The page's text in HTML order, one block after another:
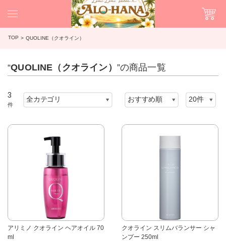
TOP QUOLINE（クオライン）
“QUOLINE（クオライン） ”の商品一覧
3
件
アリミノ クオライン ヘアオイル 70
ml
クオライン スリムバランサー シャ
ンプー 250ml